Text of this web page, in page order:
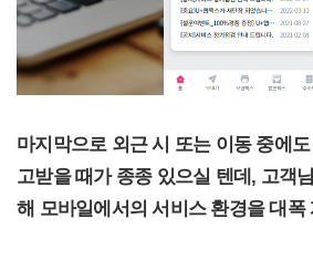
마지막으로 외근 시 또는 이동 중에
고받을 때가 종종 있으실 텐데, 고객
해 모바일에서의 서비스 환경을 대폭